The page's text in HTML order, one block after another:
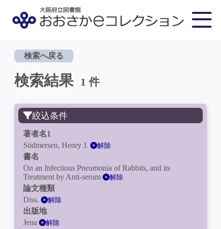
検索へ戻る
検索結果 1 件
絞込条件
著者名1
Südmersen, Henry J.
解除
書名
On an Infectious Pneumonia of Rabbits, and its
Treatment by Anti-serum
解除
論文種類
Diss.
解除
出版地
Jena
解除